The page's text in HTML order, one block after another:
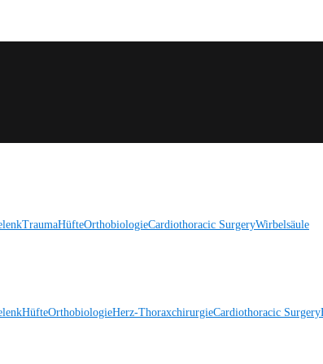
TraumaHüfteOrthobiologieCardiothoracic SurgeryWirbelsäule
HüfteOrthobiologieHerz-ThoraxchirurgieCardiothoracic Surgery